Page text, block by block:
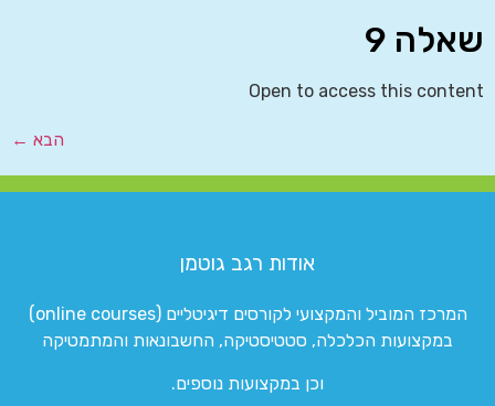
שאלה 9
Open to access this content
הבא ←
אודות רגב גוטמן
המרכז המוביל והמקצועי לקורסים דיגיטליים (online courses)
במקצועות הכלכלה, סטטיסטיקה, החשבונאות והמתמטיקה
וכן במקצועות נוספים.